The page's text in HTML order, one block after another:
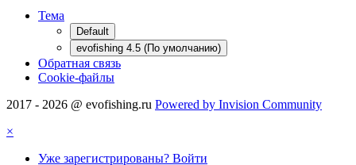
Тема
Default
evofishing 4.5 (По умолчанию)
Обратная связь
Cookie-файлы
2017 - 2026 @ evofishing.ru Powered by Invision Community
×
Уже зарегистрированы? Войти